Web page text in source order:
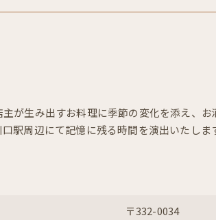
が生み出すお料理に季節の変化を添え、
駅周辺にて記憶に残る時間を演出いたしま
〒332-0034